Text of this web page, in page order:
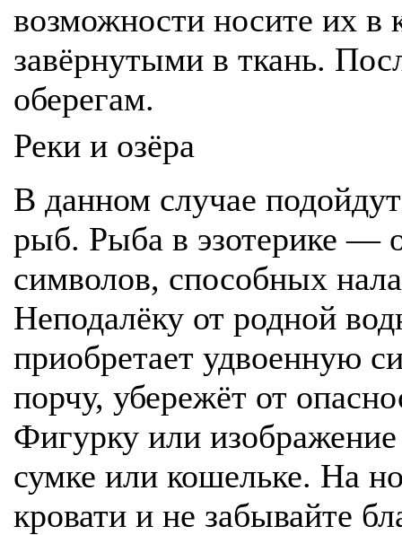
возможности носите их в
завёрнутыми в ткань.
оберегам.
Реки и озёра
В данном случае
рыб. Рыба в эзотерике —
символов, способных
Неподалёку от родной
приобретает удвоенную
порчу, убережёт от
Фигурку или
сумке или кошельке. На
кровати и не забывайте